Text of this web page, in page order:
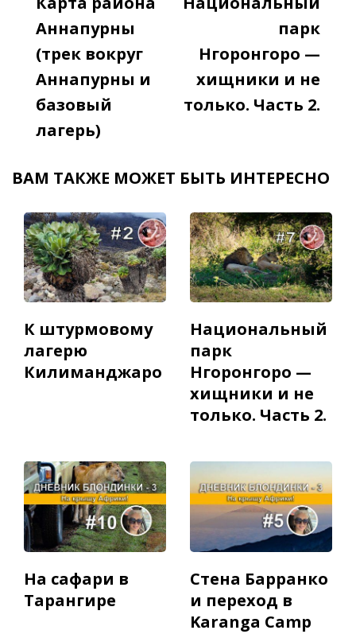
Navigation
Аннапурны
(трек вокруг
Аннапурны и
базовый
лагерь)
парк
Нгоронгоро —
хищники и не
только. Часть 2.
ВАМ ТАКЖЕ МОЖЕТ БЫТЬ ИНТЕРЕСНО
К штурмовому
лагерю
Килиманджаро
Национальный
парк
Нгоронгоро —
хищники и не
только. Часть 2.
На сафари в
Тарангире
Стена Барранко
и переход в
Karanga Camp